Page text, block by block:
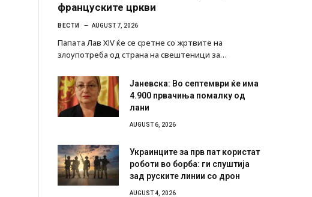
француските цркви
ВЕСТИ AUGUST 7, 2026
Папата Лав XIV ќе се сретне со жртвите на
злоупотреба од страна на свештеници за…
Јаневска: Во септември ќе има
4.900 првачиња помалку од
лани
AUGUST 6, 2026
Украинците за прв пат користат
роботи во борба: ги спуштија
зад руските линии со дрон
AUGUST 4, 2026